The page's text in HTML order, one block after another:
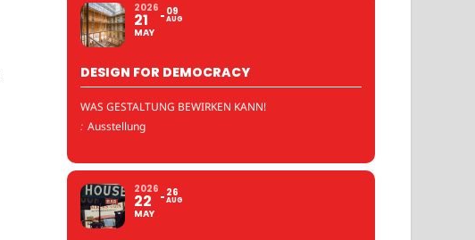
2026
21
MAY
09
AUG
DESIGN FOR DEMOCRACY
WAS GESTALTUNG BEWIRKEN KANN!
: Ausstellung
2026
22
MAY
26
AUG